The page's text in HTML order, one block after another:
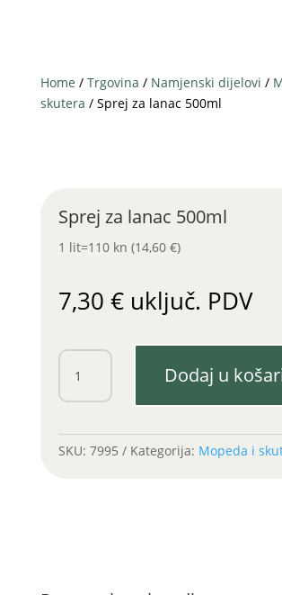
Home / Trgovina / Namjenski dijelovi /
skutera / Sprej za lanac 500ml
Sprej za lanac 500ml
1 lit=110 kn (14,60 €)
7,30 € uključ. PDV
Sprej
lanac
Dodaj u
SKU: 7995 Kategorija: Mopeda i